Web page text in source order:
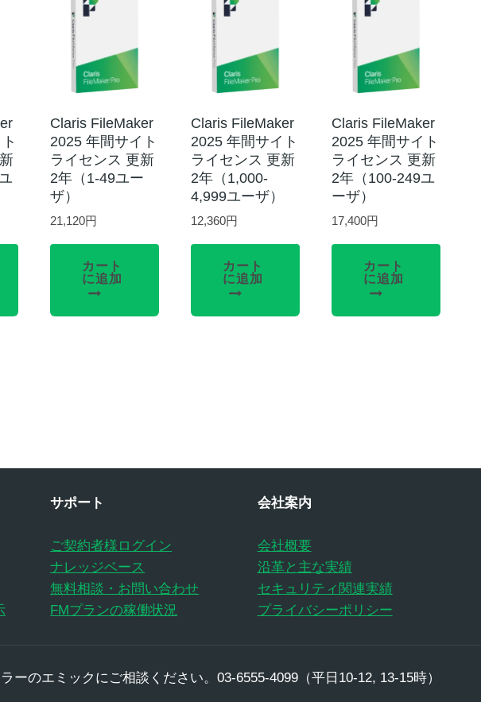
Claris FileMaker
2025 年間サイト
ライセンス 更新
2年（1-49ユー
ザ）
21,120円
カート
に追加
Claris FileMaker
2025 年間サイト
ライセンス 更新
2年（1,000-
4,999ユーザ）
12,360円
カート
に追加
Claris FileMaker
2025 年間サイト
ライセンス 更新
2年（100-249ユ
ーザ）
17,400円
カート
に追加
サポート
ご契約者様ログイン
ナレッジベース
無料相談・お問い合わせ
FMプランの稼働状況
会社案内
会社概要
沿革と主な実績
セキュリティ関連実績
プライバシーポリシー
ーのエミックにご相談ください。03-6555-4099（平日10-12, 13-15時）